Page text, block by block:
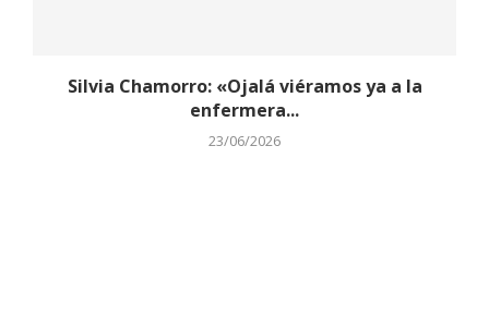
Silvia Chamorro: «Ojalá viéramos ya a la
enfermera...
23/06/2026